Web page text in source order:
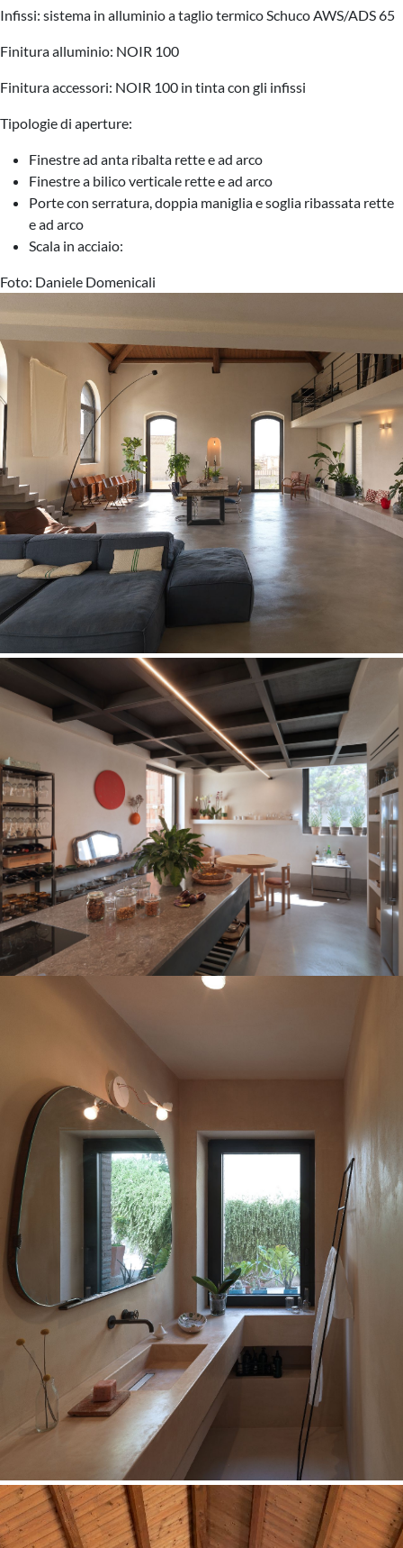
Infissi: sistema in alluminio a taglio termico Schuco AWS/ADS 65
Finitura alluminio: NOIR 100
Finitura accessori: NOIR 100 in tinta con gli infissi
Tipologie di aperture:
Finestre ad anta ribalta rette e ad arco
Finestre a bilico verticale rette e ad arco
Porte con serratura, doppia maniglia e soglia ribassata rette
e ad arco
Scala in acciaio:
Foto: Daniele Domenicali